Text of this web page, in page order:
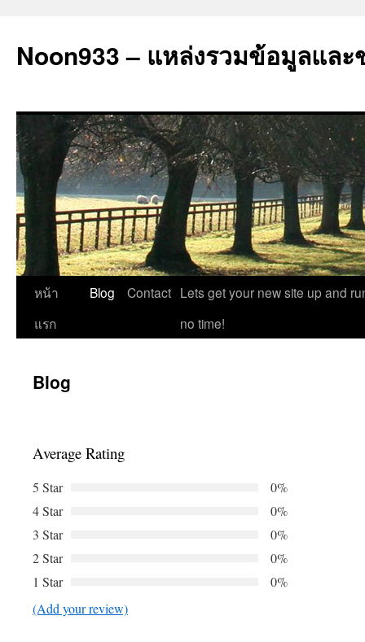
Noon933 – แหล่งรวมข้อมูลและ
ข้าม
ไป
เนื้อหา
หน้า
แรก
Blog Contact Lets get your new site up and
no time!
Blog
Average Rating
5 Star
0%
4 Star
0%
3 Star
0%
2 Star
0%
1 Star
0%
(Add your review)